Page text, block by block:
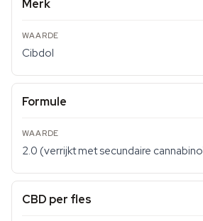
Merk
Cibdol
Formule
2.0 (verrijkt met secundaire
CBD per fles